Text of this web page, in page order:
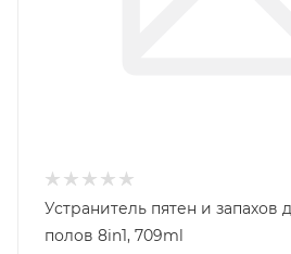
Устранитель пятен и запахов
полов 8in1, 709ml